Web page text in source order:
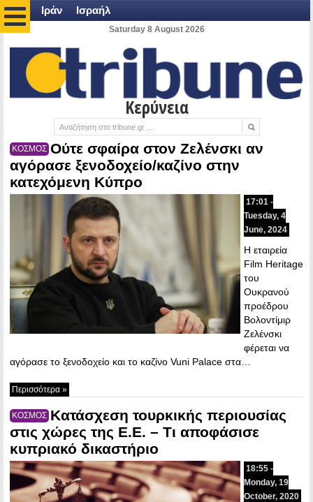
Ιράν Ισραήλ
Saturday 8 August 2026
Κερύνεια
ΚΟΣΜΟΣ Ούτε σφαίρα στον Ζελένσκι αν
αγόρασε ξενοδοχείο/καζίνο στην
κατεχόμενη Κύπρο
17:01 -
Tuesday, 4
June, 2024
Η εταιρεία
Film Heritage
του
Ουκρανού
προέδρου
Βολοντίμιρ
Ζελένσκι
φέρεται να
αγόρασε το ξενοδοχείο και το καζίνο Vuni Palace στα…
Περισσότερα »
ΚΟΣΜΟΣ Κατάσχεση τουρκικής περιουσίας
στις χώρες της Ε.Ε. – Τι αποφάσισε
κυπριακό δικαστήριο
18:55 -
Monday, 19
October, 2020